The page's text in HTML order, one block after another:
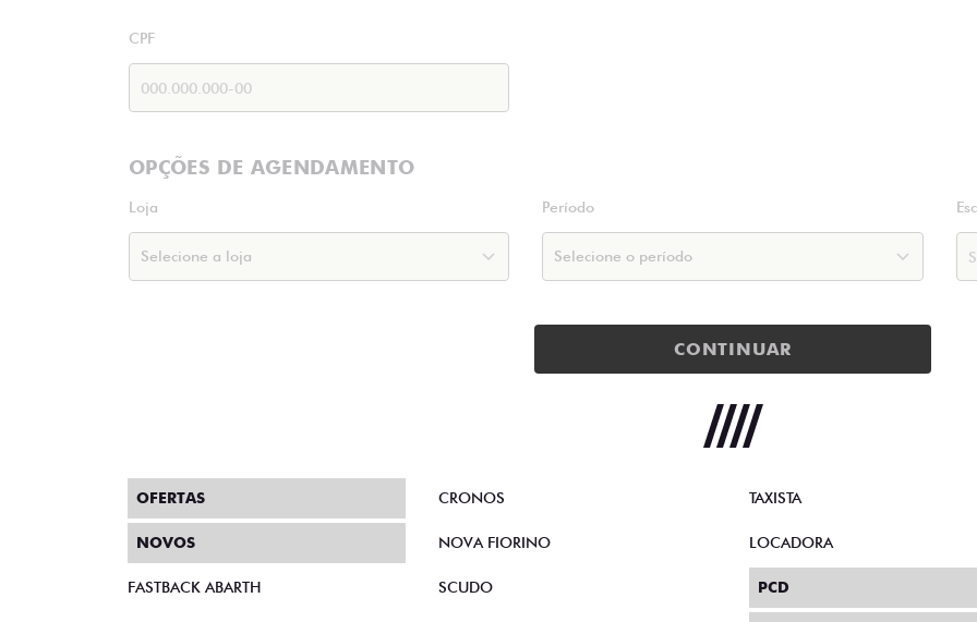
CPF
OPÇÕES DE AGENDAMENTO
Loja Período
CONTINUAR
OFERTAS
NOVOS
FASTBACK ABARTH
CRONOS
NOVA FIORINO
SCUDO
TAXISTA
LOCADORA
PCD